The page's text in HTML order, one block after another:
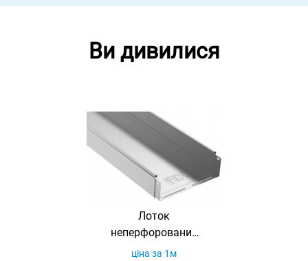
Ви дивилися
Лоток
неперфорований
85х200х3000 0,8
ціна за 1м